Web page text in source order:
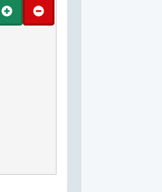
AjouterRetirer